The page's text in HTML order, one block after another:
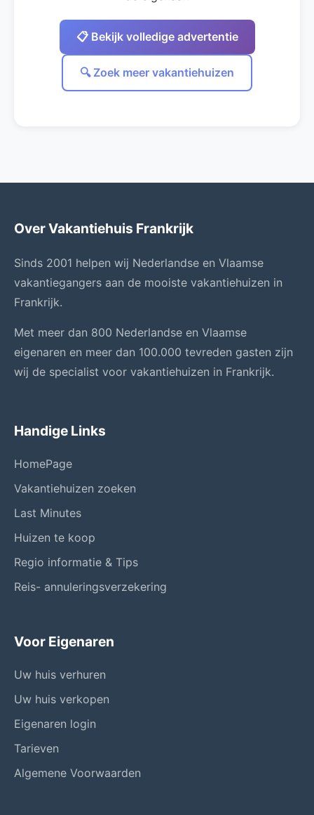
📋 Bekijk volledige advertentie
🔍 Zoek meer vakantiehuizen
Over Vakantiehuis Frankrijk
Sinds 2001 helpen wij Nederlandse en Vlaamse
vakantiegangers aan de mooiste vakantiehuizen in
Frankrijk.
Met meer dan 800 Nederlandse en Vlaamse
eigenaren en meer dan 100.000 tevreden gasten zijn
wij de specialist voor vakantiehuizen in Frankrijk.
Handige Links
HomePage
Vakantiehuizen zoeken
Last Minutes
Huizen te koop
Regio informatie & Tips
Reis- annuleringsverzekering
Voor Eigenaren
Uw huis verhuren
Uw huis verkopen
Eigenaren login
Tarieven
Algemene Voorwaarden